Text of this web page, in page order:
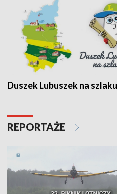
Duszek Lubuszek na szlaku
REPORTAŻE